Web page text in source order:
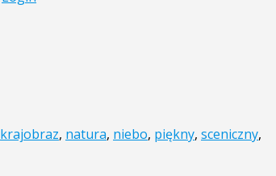
krajobraz, natura, niebo, piękny, sceniczny,